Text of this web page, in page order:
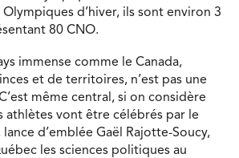
d’hiver, ils sont environ 3
80 CNO.
immense comme le Canada,
et de territoires, n’est pas une
même central, si on considère
athlètes vont être célébrés par le
d’emblée Gaël Rajotte-Soucy,
les sciences politiques au